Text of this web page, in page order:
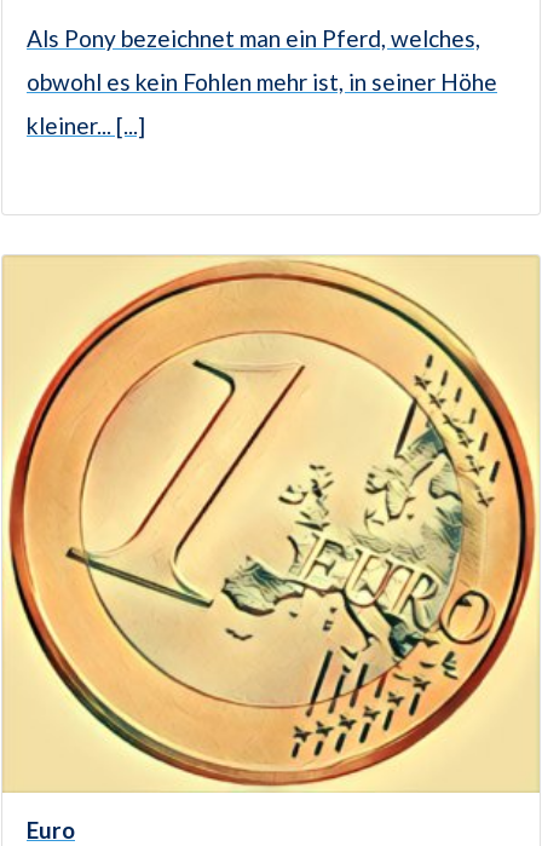
Als Pony bezeichnet man ein Pferd, welches,
obwohl es kein Fohlen mehr ist, in seiner Höhe
kleiner... [...]
Euro